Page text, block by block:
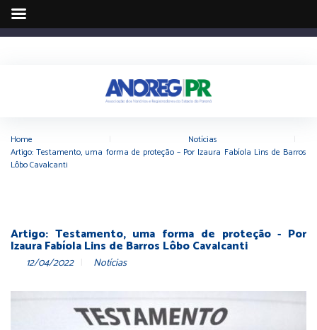
Home Notícias
Artigo: Testamento, uma forma de proteção – Por Izaura Fabíola Lins de Barros
Lôbo Cavalcanti
Artigo: Testamento, uma forma de proteção - Por
Izaura Fabíola Lins de Barros Lôbo Cavalcanti
12/04/2022 Notícias